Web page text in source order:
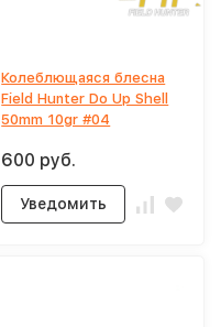
Колеблющаяся блесна
Field Hunter Do Up Shell
50mm 10gr #04
600 руб.
Уведомить